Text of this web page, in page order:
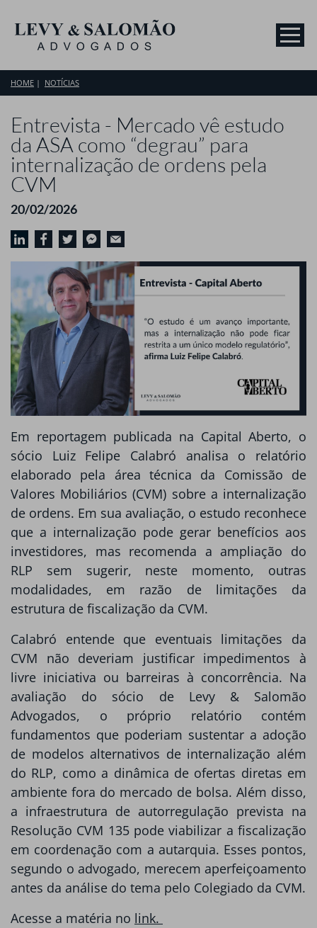
HOME NOTÍCIAS
Entrevista - Mercado vê estudo
da ASA como “degrau” para
internalização de ordens pela
CVM
20/02/2026
Em reportagem publicada na Capital Aberto, o
sócio Luiz Felipe Calabró analisa o relatório
elaborado pela área técnica da Comissão de
Valores Mobiliários (CVM) sobre a internalização
de ordens. Em sua avaliação, o estudo reconhece
que a internalização pode gerar benefícios aos
investidores, mas recomenda a ampliação do
RLP sem sugerir, neste momento, outras
modalidades, em razão de limitações da
estrutura de fiscalização da CVM.
Calabró entende que eventuais limitações da
CVM não deveriam justificar impedimentos à
livre iniciativa ou barreiras à concorrência. Na
avaliação do sócio de Levy & Salomão
Advogados, o próprio relatório contém
fundamentos que poderiam sustentar a adoção
de modelos alternativos de internalização além
do RLP, como a dinâmica de ofertas diretas em
ambiente fora do mercado de bolsa. Além disso,
a infraestrutura de autorregulação prevista na
Resolução CVM 135 pode viabilizar a fiscalização
em coordenação com a autarquia. Esses pontos,
segundo o advogado, merecem aperfeiçoamento
antes da análise do tema pelo Colegiado da CVM.
Acesse a matéria no link.